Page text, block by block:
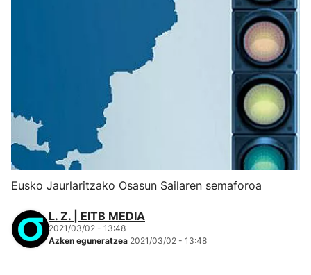
Eusko Jaurlaritzako Osasun Sailaren semaforoa
L. Z. | EITB MEDIA
2021/03/02 - 13:48
Azken eguneratzea 2021/03/02 - 13:48